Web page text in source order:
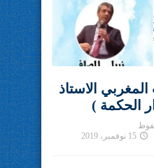
الاستاذ
الحكمة )
15 نوفمبر، 2019